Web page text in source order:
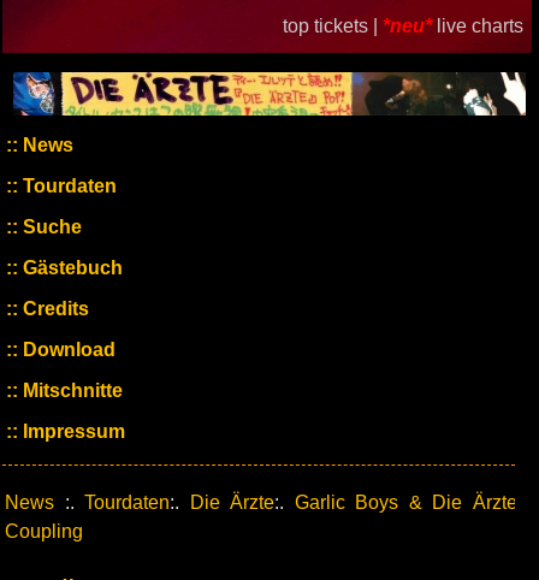
top tickets | *neu* live charts
News
Tourdaten
Suche
Gästebuch
Credits
Download
Mitschnitte
Impressum
News :.Tourdaten:. Die Ärzte:. Garlic Boys & Die Ärzte
Coupling